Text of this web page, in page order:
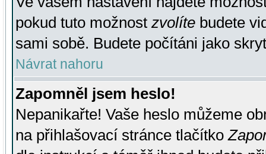
pokud tuto možnost zvolíte budete
sami sobě. Budete počítáni jako
Návrat nahoru
Zapomněl jsem heslo!
Nepanikařte! Vaše heslo můžeme
na přihlašovací stránce tlačítko